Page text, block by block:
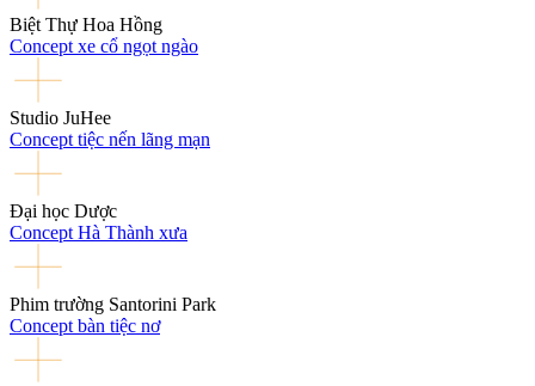
Biệt Thự Hoa Hồng
Concept xe cổ ngọt ngào
Studio JuHee
Concept tiệc nến lãng mạn
Đại học Dược
Concept Hà Thành xưa
Phim trường Santorini Park
Concept bàn tiệc nơ